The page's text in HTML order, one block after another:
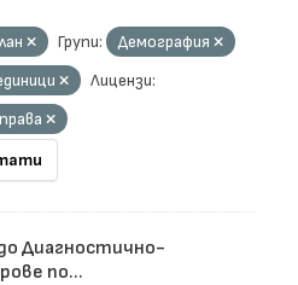
Групи:
Демография
Лицензи:
Диагностично-
по...